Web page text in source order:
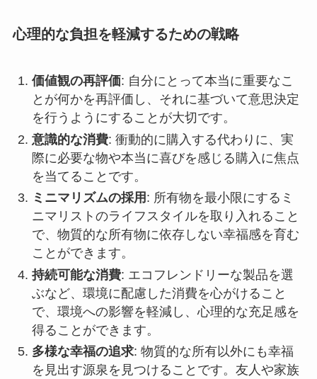
心理的な負担を軽減するための戦略
価値観の再評価: 自分にとって本当に重要なこ
とが何かを再評価し、それに基づいて意思決定
を行うようにすることが大切です。
意識的な消費: 衝動的に購入する代わりに、実
際に必要な物や本当に喜びを感じる購入に焦点
を当てることです。
ミニマリズムの採用 : 所有物を最小限にするミ
ニマリストのライフスタイルを取り入れること
で、物質的な所有物に依存しない幸福感を育む
ことができます。
持続可能な消費: エコフレンドリーな製品を選
ぶなど、環境に配慮した消費を心がけること
で、環境への影響を軽減し、心理的な充足感を
得ることができます。
多様な幸福の追求: 物質的な所有以外にも幸福
を見出す源泉を見つけることです。友人や家族